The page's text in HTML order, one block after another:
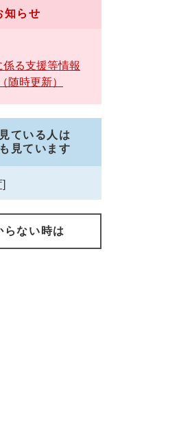
知らせ
る支援等情報
随時更新）
ている人は
見ています
らない時は